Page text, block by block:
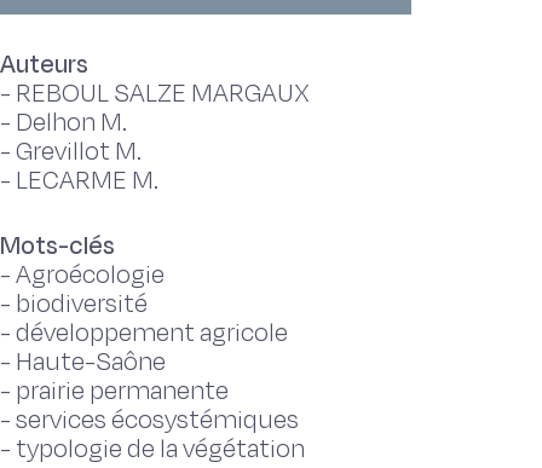
Auteurs
- REBOUL SALZE MARGAUX
- Delhon M.
-Grevillot M.
- LECARME M.
Mots-clés
-Agroécologie
- biodiversité
-développement agricole
- Haute-Saône
- prairie permanente
-services écosystémiques
- typologie de la végétation